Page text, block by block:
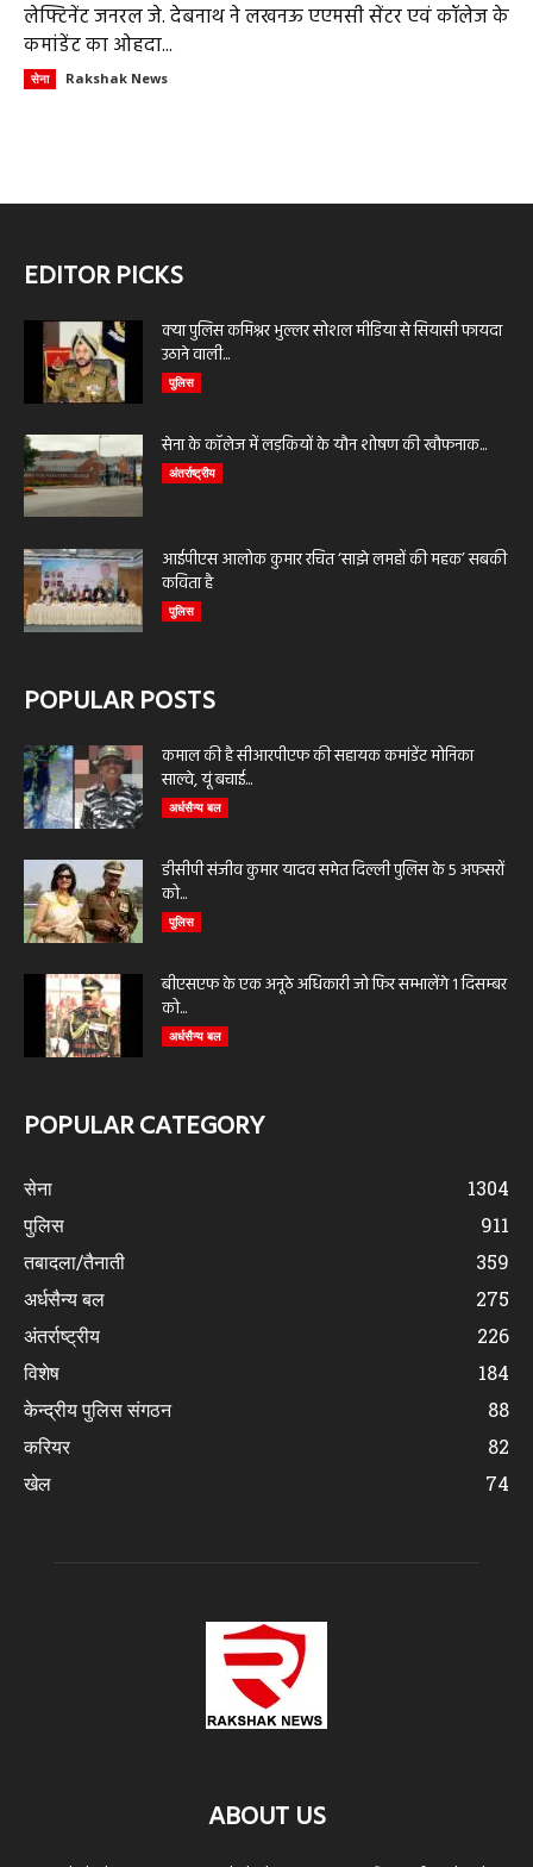
लेफ्टिनेंट जनरल जे. देबनाथ ने लखनऊ एएमसी सेंटर एवं कॉलेज के
कमांडेंट का ओहदा...
सेना Rakshak News
EDITOR PICKS
क्या पुलिस कमिश्नर भुल्लर सोशल मीडिया से सियासी फायदा
उठाने वाली...
पुलिस
सेना के कॉलेज में लड़कियों के यौन शोषण की खौफनाक...
अंतर्राष्ट्रीय
आईपीएस आलोक कुमार रचित ‘साझे लमहों की महक’ सबकी
कविता है
पुलिस
POPULAR POSTS
कमाल की है सीआरपीएफ की सहायक कमांडेंट मोनिका
साल्वे, यूं बचाई...
अर्धसैन्य बल
डीसीपी संजीव कुमार यादव समेत दिल्ली पुलिस के 5 अफसरों
को...
पुलिस
बीएसएफ के एक अनूठे अधिकारी जो फिर सम्भालेंगे 1 दिसम्बर
को...
अर्धसैन्य बल
POPULAR CATEGORY
सेना
1304
पुलिस
911
तबादला/तैनाती
359
अर्धसैन्य बल
275
अंतर्राष्ट्रीय
226
विशेष
184
केन्द्रीय पुलिस संगठन
88
करियर
82
खेल
74
ABOUT US